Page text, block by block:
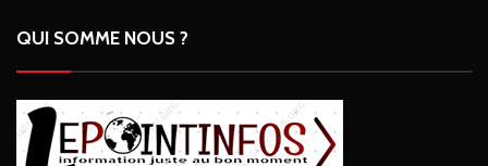
QUI SOMME NOUS ?